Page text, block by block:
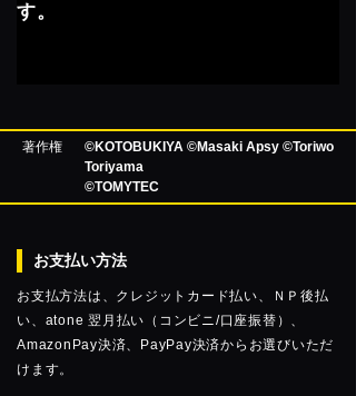
す。
著作権
©KOTOBUKIYA ©Masaki Apsy ©Toriwo
Toriyama
©TOMYTEC
お支払い方法
お支払方法は、クレジットカード払い、ＮＰ後払
い、atone 翌月払い（コンビニ/口座振替）、
AmazonPay決済、PayPay決済からお選びいただ
けます。